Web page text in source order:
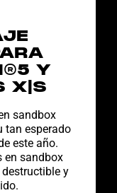
Y
X|S
sandbox
tan esperado
este año.
en sandbox
y